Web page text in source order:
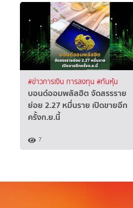
#ข่าวการเงิน การลงทุน #ทันหุ้น
บอนด์ออมพลัสฮิต จัดสรรราย
ย่อย 2.27 หมื่นราย เปิดขายอีก
ครั้งก.ย.นี้
7